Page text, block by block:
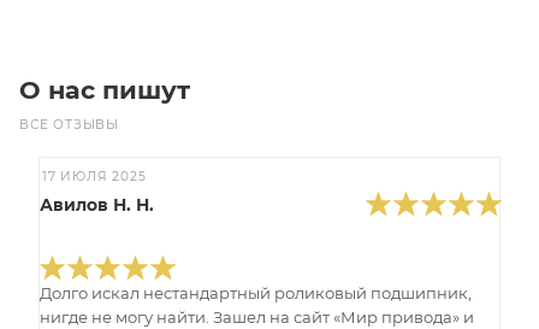
О нас пишут
ВСЕ ОТЗЫВЫ
17 ИЮЛЯ 2025
Авилов Н. Н.
Долго искал нестандартный роликовый подшипник,
нигде не могу найти. Зашел на сайт «Мир привода» и